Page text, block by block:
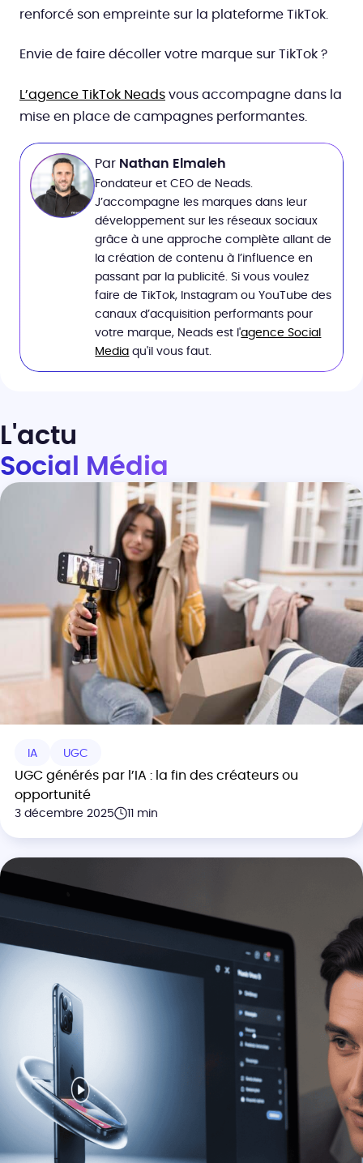
renforcé son empreinte sur la plateforme TikTok.
Envie de faire décoller votre marque sur TikTok ?
L’agence TikTok Neads vous accompagne dans la
mise en place de campagnes performantes.
Par Nathan Elmaleh
Fondateur et CEO de Neads.
J’accompagne les marques dans leur
développement sur les réseaux sociaux
grâce à une approche complète allant de
la création de contenu à l’influence en
passant par la publicité. Si vous voulez
faire de TikTok, Instagram ou YouTube des
canaux d’acquisition performants pour
votre marque, Neads est l'agence Social
Media qu'il vous faut.
L'actu
Social Média
IA UGC
UGC générés par l’IA : la fin des créateurs ou
opportunité
3 décembre 2025 11 min